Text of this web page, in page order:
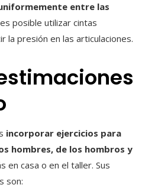
entre las
posible utilizar cintas
la presión en las articulaciones.
incorporar ejercicios para
hombres, de los hombros y
en casa o en el taller. Sus
son: